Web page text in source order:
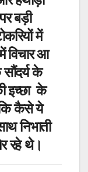
बड़ी
में
विचार आ
के
इच्छा के
कैसे ये
निभाती
रहे थे।